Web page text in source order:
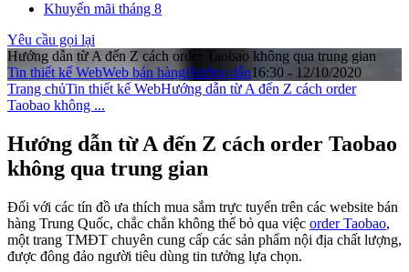
Khuyến mãi tháng 8
Yêu cầu gọi lại
Hướng dẫn từ A đến Z cách order Taobao không qua trung gian
Tin thiết kế WebWeb bán hàngHướng dẫn16:30 - 12/10/2020
Trang chủTin thiết kế WebHướng dẫn từ A đến Z cách order
Taobao không ...
Hướng dẫn từ A đến Z cách order Taobao
không qua trung gian
Đối với các tín đồ ưa thích mua sắm trực tuyến trên các website bán
hàng Trung Quốc, chắc chắn không thể bỏ qua việc order Taobao,
một trang TMĐT chuyên cung cấp các sản phẩm nội địa chất lượng,
được đông đảo người tiêu dùng tin tưởng lựa chọn.